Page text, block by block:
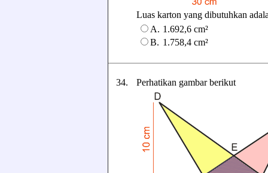
Luas karton yang dibutuhkan
A. 1.692,6 cm²
B. 1.758,4 cm²
34. Perhatikan gambar berikut